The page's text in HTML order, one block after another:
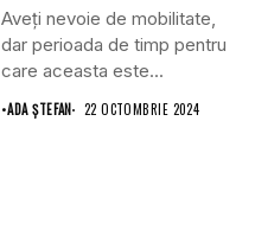
Aveți nevoie de mobilitate,
dar perioada de timp pentru
care aceasta este...
•ADA ȘTEFAN 22 OCTOMBRIE 2024